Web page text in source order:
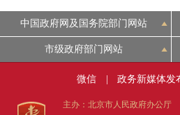
个人服务 法人服务
便民服务 利企服务
中国政府网及国务院部门网站
市级政府部门网站
微信 政务新媒体发
主办：北京市人民政府办公厅